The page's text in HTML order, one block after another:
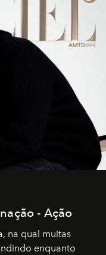
- Ação
na qual muitas
enquanto